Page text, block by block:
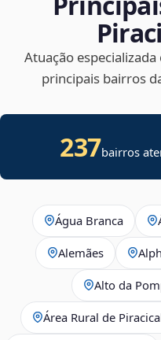
Atuação
principais bairros
237bairros
Água Branca
Alemães
Alto da
Área Rural de